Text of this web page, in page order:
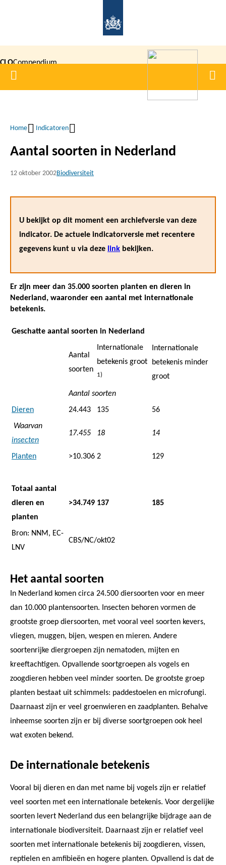
inhoud
gaan
CLOCompendium
voor de
Home
Kruimelpad
Home Indicatoren
Aantal soorten in Nederland
12 oktober 2002Biodiversiteit
U bekijkt op dit moment een archiefversie van deze
indicator. De actuele indicatorversie met recentere
gegevens kunt u via deze link bekijken.
Er zijn meer dan 35.000 soorten planten en dieren in
Nederland, waaronder een aantal met internationale
betekenis.
Geschatte aantal soorten in Nederland
Aantal
soorten
Internationale
betekenis groot
1)
Internationale
betekenis minder
groot
Aantal soorten
Dieren
24.443 135
56
Waarvan
insecten
17.455 18 14
Planten >10.306 2 129
Totaal aantal
dieren en
planten
>34.749 137 185
Bron: NNM, EC-
LNV
CBS/NC/okt02
Het aantal soorten
In Nederland komen circa 24.500 diersoorten voor en meer
dan 10.000 plantensoorten. Insecten behoren vormen de
grootste groep diersoorten, met vooral veel soorten kevers,
vliegen, muggen, bijen, wespen en mieren. Andere
soortenrijke diergroepen zijn nematoden, mijten en
kreeftachtigen. Opvallende soortgroepen als vogels en
zoogdieren hebben veel minder soorten. De grootste groep
planten bestaat uit schimmels: paddestoelen en microfungi.
Daarnaast zijn er veel groenwieren en zaadplanten. Behalve
inheemse soorten zijn er bij diverse soortgroepen ook heel
wat exoten bekend.
De internationale betekenis
Vooral bij dieren en dan met name bij vogels zijn er relatief
veel soorten met een internationale betekenis. Voor dergelijke
soorten levert Nederland dus een belangrijke bijdrage aan de
internationale biodiversiteit. Daarnaast zijn er relatief veel
soorten met internationale betekenis bij zoogdieren, vissen,
reptielen en amfibieën en hogere planten. Opvallend is dat de